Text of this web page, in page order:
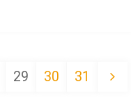
29 30 31